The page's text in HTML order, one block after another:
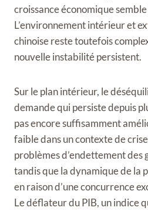
croissance économique
L’environnement intérieur et
chinoise reste toutefois
nouvelle instabilité persistent.
Sur le plan intérieur, le
demande qui persiste depuis
pas encore suffisamment
faible dans un contexte de
problèmes d’endettement des
tandis que la dynamique de la
en raison d’une concurrence
Le déflateur du PIB, un indice